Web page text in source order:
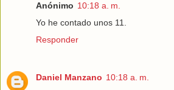
Anónimo 10:18 a. m.
Yo he contado unos 11.
Responder
Daniel Manzano 10:18 a. m.